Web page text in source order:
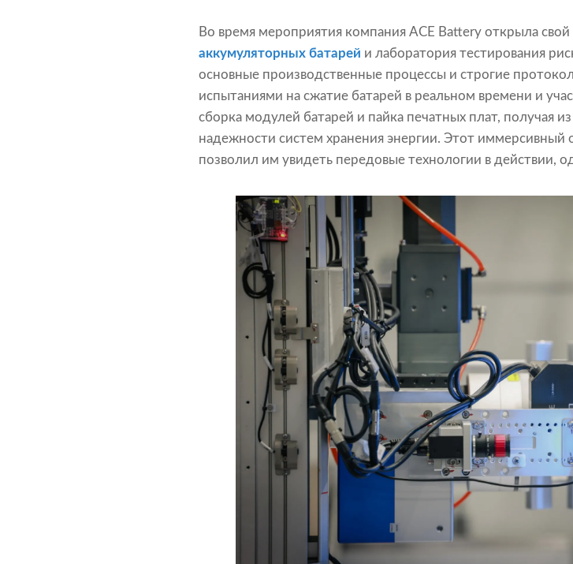
Во время мероприятия компания ACE Battery открыла свой
аккумуляторных батарей и лаборатория тестирования
основные производственные процессы и строгие
испытаниями на сжатие батарей в реальном времени и
сборка модулей батарей и пайка печатных плат, получая
надежности систем хранения энергии. Этот иммерсивный
позволил им увидеть передовые технологии в действии,